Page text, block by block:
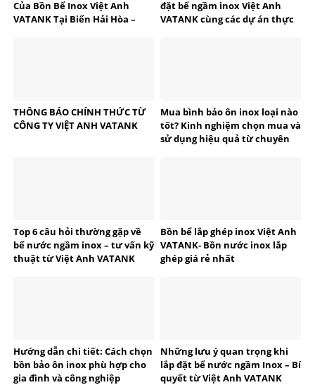
Của Bồn Bể Inox Việt Anh
VATANK Tại Biển Hải Hòa –
đặt bể ngầm inox Việt Anh
VATANK cùng các dự án thực
THÔNG BÁO CHÍNH THỨC TỪ
CÔNG TY VIỆT ANH VATANK
Mua bình bảo ôn inox loại nào
tốt? Kinh nghiệm chọn mua và
sử dụng hiệu quả từ chuyên
Top 6 câu hỏi thường gặp về
bể nước ngầm inox – tư vấn kỹ
thuật từ Việt Anh VATANK
Bồn bể lắp ghép inox Việt Anh
VATANK- Bồn nước inox lắp
ghép giá rẻ nhất
Hướng dẫn chi tiết: Cách chọn
bồn bảo ôn inox phù hợp cho
gia đình và công nghiệp
Những lưu ý quan trọng khi
lắp đặt bể nước ngầm Inox – Bí
quyết từ Việt Anh VATANK